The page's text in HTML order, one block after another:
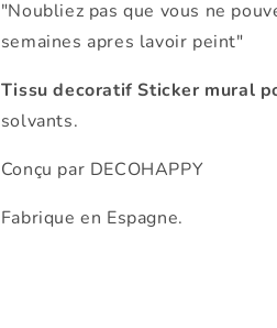
"Noubliez pas que vous ne
semaines apres lavoir peint"
Tissu decoratif Sticker mural
solvants.
Conçu par DECOHAPPY
Fabrique en Espagne.